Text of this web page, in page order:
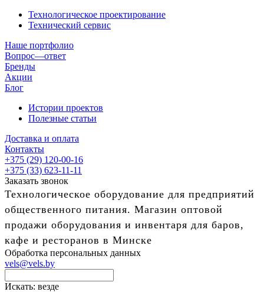
Технологическое проектирование
Технический сервис
Наше портфолио
Вопрос—ответ
Бренды
Акции
Блог
Истории проектов
Полезные статьи
Доставка и оплата
Контакты
+375 (29) 120-00-16
+375 (33) 623-11-11
Заказать звонок
Технологическое оборудование для предприятий
общественного питания. Магазин оптовой
продажи оборудования и инвентаря для баров,
кафе и ресторанов в Минске
Обработка персональных данных
vels@vels.by
Искать: везде